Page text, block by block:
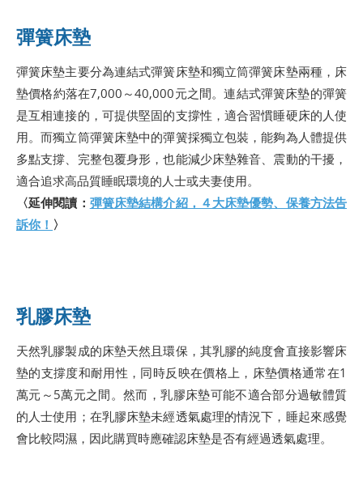
彈簧床墊
彈簧床墊主要分為連結式彈簧床墊和獨立筒彈簧床墊兩種，床
墊價格約落在7,000～40,000元之間。連結式彈簧床墊的彈簧
是互相連接的，可提供堅固的支撐性，適合習慣睡硬床的人使
用。而獨立筒彈簧床墊中的彈簧採獨立包裝，能夠為人體提供
多點支撐、完整包覆身形，也能減少床墊雜音、震動的干擾，
適合追求高品質睡眠環境的人士或夫妻使用。
〈延伸閱讀： 彈簧床墊結構介紹，４大床墊優勢、保養方法告
訴你！ 〉
乳膠床墊
天然乳膠製成的床墊天然且環保，其乳膠的純度會直接影響床
墊的支撐度和耐用性，同時反映在價格上，床墊價格通常在1
萬元～5萬元之間。然而，乳膠床墊可能不適合部分過敏體質
的人士使用；在乳膠床墊未經透氣處理的情況下，睡起來感覺
會比較悶濕，因此購買時應確認床墊是否有經過透氣處理。